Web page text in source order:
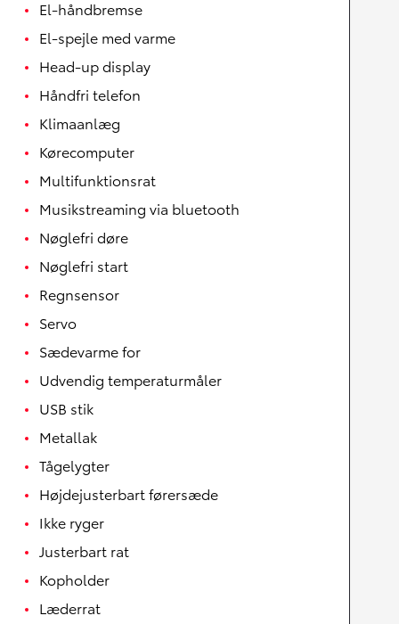
El-håndbremse
El-spejle med varme
Head-up display
Håndfri telefon
Klimaanlæg
Kørecomputer
Multifunktionsrat
Musikstreaming via bluetooth
Nøglefri døre
Nøglefri start
Regnsensor
Servo
Sædevarme for
Udvendig temperaturmåler
USB stik
Metallak
Tågelygter
Højdejusterbart førersæde
Ikke ryger
Justerbart rat
Kopholder
Læderrat